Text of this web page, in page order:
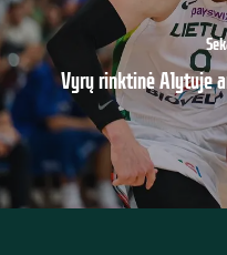
Vyrų rinktinė Alytuje